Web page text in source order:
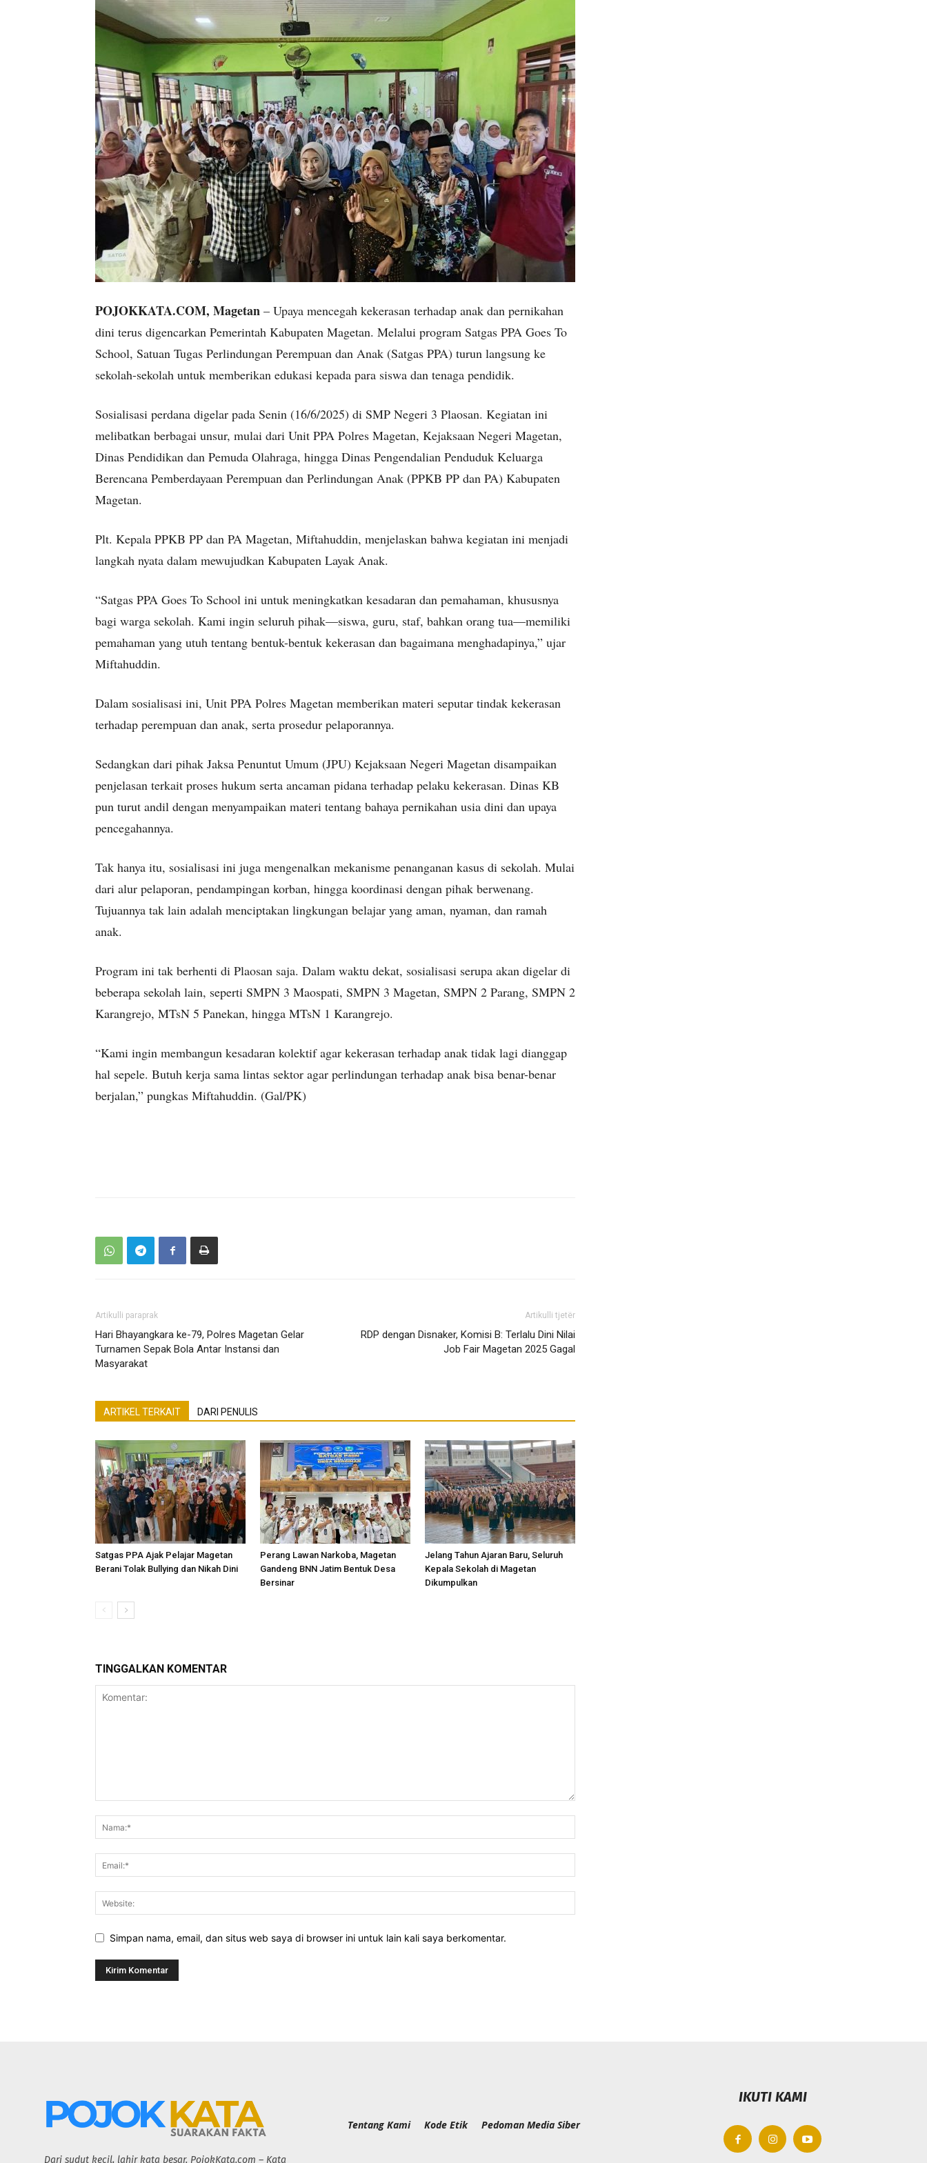
POJOKKATA.COM, Magetan – Upaya mencegah kekerasan terhadap anak dan pernikahan
dini terus digencarkan Pemerintah Kabupaten Magetan. Melalui program Satgas PPA Goes To
School, Satuan Tugas Perlindungan Perempuan dan Anak (Satgas PPA) turun langsung ke
sekolah-sekolah untuk memberikan edukasi kepada para siswa dan tenaga pendidik.
Sosialisasi perdana digelar pada Senin (16/6/2025) di SMP Negeri 3 Plaosan. Kegiatan ini
melibatkan berbagai unsur, mulai dari Unit PPA Polres Magetan, Kejaksaan Negeri Magetan,
Dinas Pendidikan dan Pemuda Olahraga, hingga Dinas Pengendalian Penduduk Keluarga
Berencana Pemberdayaan Perempuan dan Perlindungan Anak (PPKB PP dan PA) Kabupaten
Magetan.
Plt. Kepala PPKB PP dan PA Magetan, Miftahuddin, menjelaskan bahwa kegiatan ini menjadi
langkah nyata dalam mewujudkan Kabupaten Layak Anak.
“Satgas PPA Goes To School ini untuk meningkatkan kesadaran dan pemahaman, khususnya
bagi warga sekolah. Kami ingin seluruh pihak—siswa, guru, staf, bahkan orang tua—memiliki
pemahaman yang utuh tentang bentuk-bentuk kekerasan dan bagaimana menghadapinya,” ujar
Miftahuddin.
Dalam sosialisasi ini, Unit PPA Polres Magetan memberikan materi seputar tindak kekerasan
terhadap perempuan dan anak, serta prosedur pelaporannya.
Sedangkan dari pihak Jaksa Penuntut Umum (JPU) Kejaksaan Negeri Magetan disampaikan
penjelasan terkait proses hukum serta ancaman pidana terhadap pelaku kekerasan. Dinas KB
pun turut andil dengan menyampaikan materi tentang bahaya pernikahan usia dini dan upaya
pencegahannya.
Tak hanya itu, sosialisasi ini juga mengenalkan mekanisme penanganan kasus di sekolah. Mulai
dari alur pelaporan, pendampingan korban, hingga koordinasi dengan pihak berwenang.
Tujuannya tak lain adalah menciptakan lingkungan belajar yang aman, nyaman, dan ramah
anak.
Program ini tak berhenti di Plaosan saja. Dalam waktu dekat, sosialisasi serupa akan digelar di
beberapa sekolah lain, seperti SMPN 3 Maospati, SMPN 3 Magetan, SMPN 2 Parang, SMPN 2
Karangrejo, MTsN 5 Panekan, hingga MTsN 1 Karangrejo.
“Kami ingin membangun kesadaran kolektif agar kekerasan terhadap anak tidak lagi dianggap
hal sepele. Butuh kerja sama lintas sektor agar perlindungan terhadap anak bisa benar-benar
berjalan,” pungkas Miftahuddin. (Gal/PK)
Artikulli paraprak
Hari Bhayangkara ke-79, Polres Magetan Gelar
Turnamen Sepak Bola Antar Instansi dan
Masyarakat
Artikulli tjetër
RDP dengan Disnaker, Komisi B: Terlalu Dini Nilai
Job Fair Magetan 2025 Gagal
ARTIKEL TERKAIT DARI PENULIS
Satgas PPA Ajak Pelajar Magetan
Berani Tolak Bullying dan Nikah Dini
Perang Lawan Narkoba, Magetan
Gandeng BNN Jatim Bentuk Desa
Bersinar
Jelang Tahun Ajaran Baru, Seluruh
Kepala Sekolah di Magetan
Dikumpulkan
TINGGALKAN KOMENTAR
Simpan nama, email, dan situs web saya di browser ini untuk lain kali saya berkomentar.
Dari sudut kecil, lahir kata besar. PojokKata.com – Kata
Tentang Kami Kode Etik Pedoman Media Siber
IKUTI KAMI